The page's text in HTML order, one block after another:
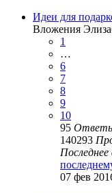
Идеи для
Вложения
1
…
6
7
8
9
10
95
140293
07 фев